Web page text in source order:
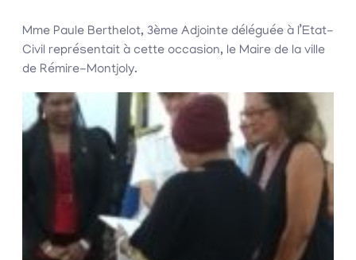
Mme Paule Berthelot, 3ème Adjointe déléguée à l’Etat-
Civil représentait à cette occasion, le Maire de la ville
de Rémire-Montjoly.